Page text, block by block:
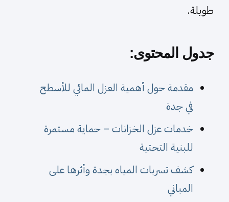
طويلة.
جدول المحتوى:
مقدمة حول أهمية العزل المائي للأسطح
في جدة
خدمات عزل الخزانات – حماية مستمرة
للبنية التحتية
كشف تسربات المياه بجدة وأثرها على
المباني